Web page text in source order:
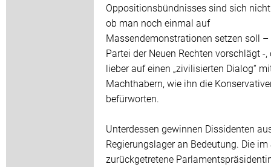
Oppositionsbündnisses sind sich
ob man noch einmal auf
Massendemonstrationen setzen soll –
Partei der Neuen Rechten vorschlägt -,
lieber auf einen „zivilisierten Dialog“
Machthabern, wie ihn die
befürworten.
Unterdessen gewinnen Dissidenten
Regierungslager an Bedeutung. Die
zurückgetretene